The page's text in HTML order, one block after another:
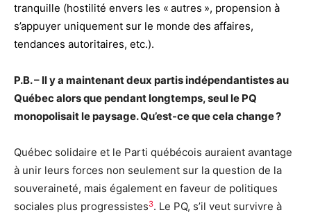
tranquille (hostilité envers les « autres », propension à
s’appuyer uniquement sur le monde des affaires,
tendances autoritaires, etc.).
P.B. – Il y a maintenant deux partis indépendantistes au
Québec alors que pendant longtemps, seul le PQ
monopolisait le paysage. Qu’est-ce que cela change ?
Québec solidaire et le Parti québécois auraient avantage
à unir leurs forces non seulement sur la question de la
souveraineté, mais également en faveur de politiques
sociales plus progressistes3. Le PQ, s’il veut survivre à